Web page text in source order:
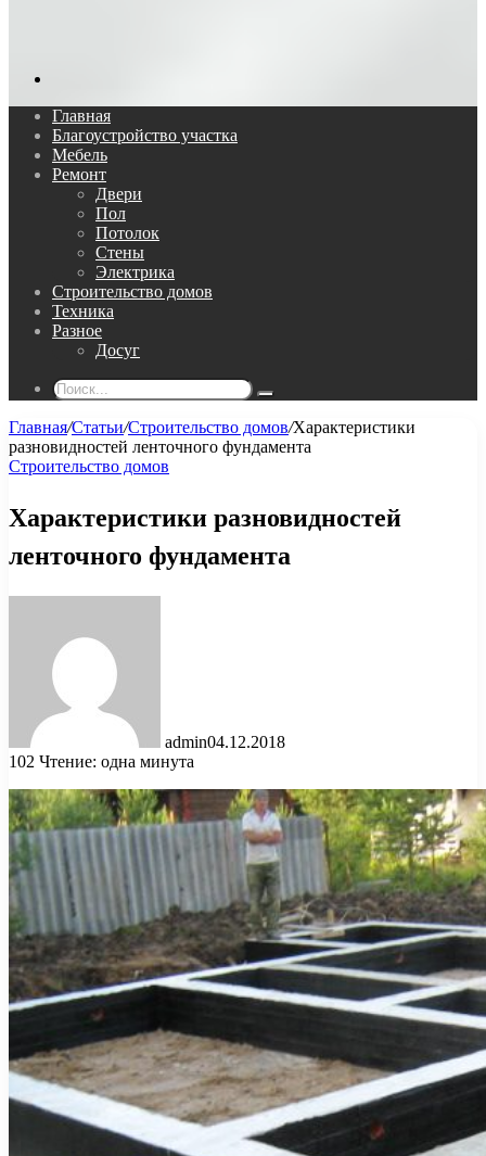
Главная
Благоустройство участка
Мебель
Ремонт
Двери
Пол
Потолок
Стены
Электрика
Строительство домов
Техника
Разное
Досуг
Поиск...
Главная/Статьи/Строительство домов/Характеристики
разновидностей ленточного фундамента
Строительство домов
Характеристики разновидностей
ленточного фундамента
admin04.12.2018
102 Чтение: одна минута